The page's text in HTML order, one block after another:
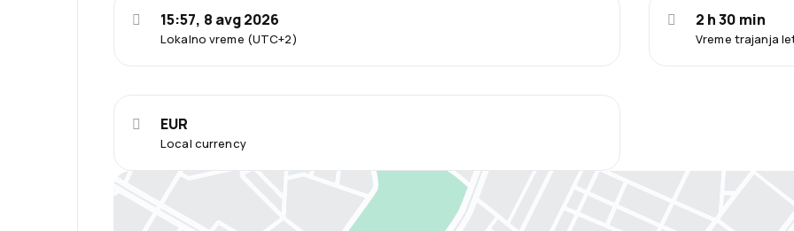
Lokalno vreme (UTC+2)
15:57, 8 avg 2026
Vreme trajanja
2 h 30 min
Local currency
EUR